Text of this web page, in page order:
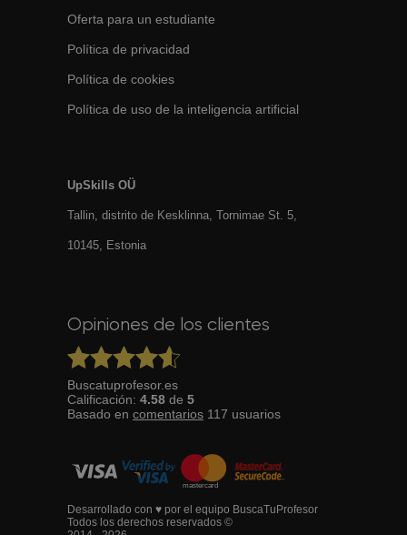
Oferta para un estudiante
Política de privacidad
Política de cookies
Política de uso de la inteligencia artificial
UpSkills OÜ
Tallin, distrito de Kesklinna, Tornimаe St. 5,
10145, Estonia
Opiniones de los clientes
Buscatuprofesor.es
Calificación: 4.58 de 5
Basado en comentarios 117 usuarios
Desarrollado con ♥ por el equipo BuscaTuProfesor
Todos los derechos reservados ©